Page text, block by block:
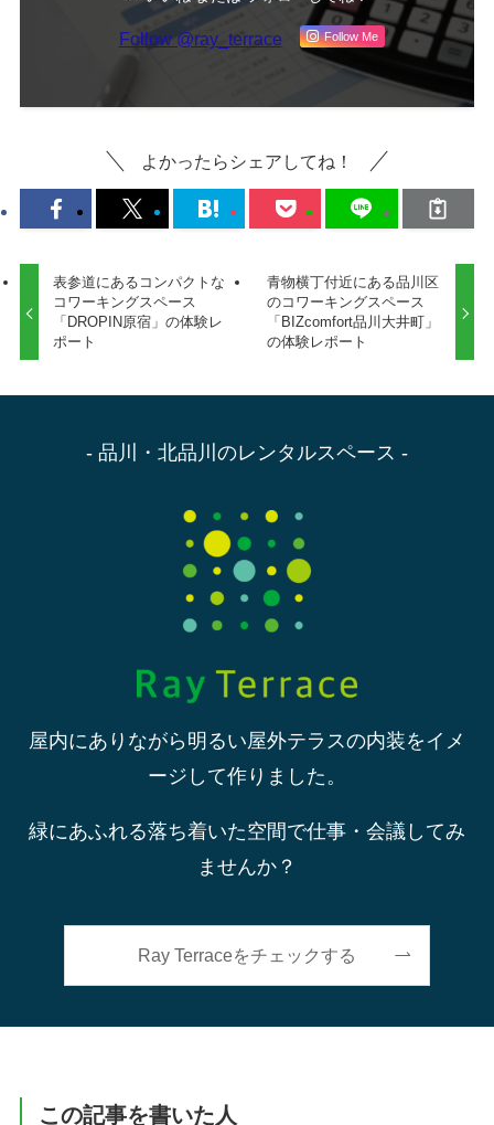
Follow @ray_terrace Follow Me
よかったらシェアしてね！
表参道にあるコンパクトな
コワーキングスペース
「DROPIN原宿」の体験レ
ポート
青物横丁付近にある品川区
のコワーキングスペース
「BIZcomfort品川大井町」
の体験レポート
- 品川・北品川のレンタルスペース -
屋内にありながら明るい屋外テラスの内装をイメ
ージして作りました。
緑にあふれる落ち着いた空間で仕事・会議してみ
ませんか？
Ray Terraceをチェックする
この記事を書いた人